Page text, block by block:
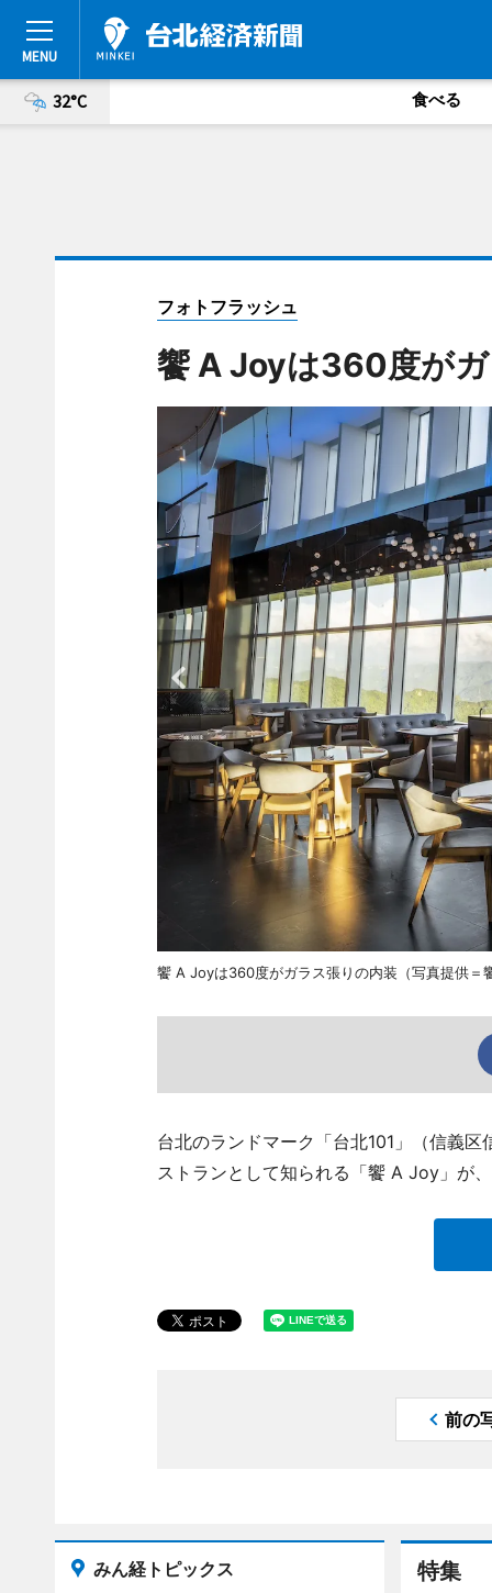
32°C 食べる
フォトフラッシュ
饗 A Joyは360度が
饗 A Joyは360度がガラス張りの内装（写真提供＝
台北のランドマーク「台北101」（信義
ストランとして知られる「饗 A Joy」が
前の
特集
みん経トピックス